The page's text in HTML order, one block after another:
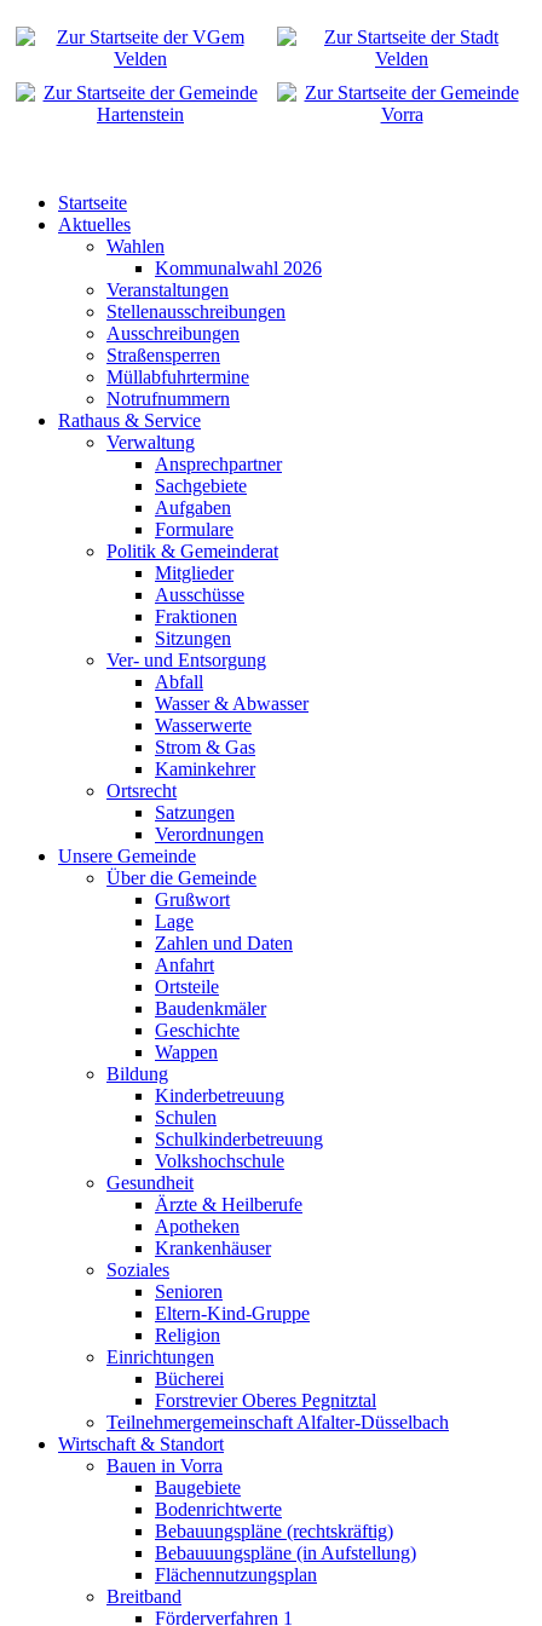
Startseite
Aktuelles
Wahlen
Kommunalwahl 2026
Veranstaltungen
Stellenausschreibungen
Ausschreibungen
Straßensperren
Müllabfuhrtermine
Notrufnummern
Rathaus & Service
Verwaltung
Ansprechpartner
Sachgebiete
Aufgaben
Formulare
Politik & Gemeinderat
Mitglieder
Ausschüsse
Fraktionen
Sitzungen
Ver- und Entsorgung
Abfall
Wasser & Abwasser
Wasserwerte
Strom & Gas
Kaminkehrer
Ortsrecht
Satzungen
Verordnungen
Unsere Gemeinde
Über die Gemeinde
Grußwort
Lage
Zahlen und Daten
Anfahrt
Ortsteile
Baudenkmäler
Geschichte
Wappen
Bildung
Kinderbetreuung
Schulen
Schulkinderbetreuung
Volkshochschule
Gesundheit
Ärzte & Heilberufe
Apotheken
Krankenhäuser
Soziales
Senioren
Eltern-Kind-Gruppe
Religion
Einrichtungen
Bücherei
Forstrevier Oberes Pegnitztal
Teilnehmergemeinschaft Alfalter-Düsselbach
Wirtschaft & Standort
Bauen in Vorra
Baugebiete
Bodenrichtwerte
Bebauungspläne (rechtskräftig)
Bebauuungspläne (in Aufstellung)
Flächennutzungsplan
Breitband
Förderverfahren 1